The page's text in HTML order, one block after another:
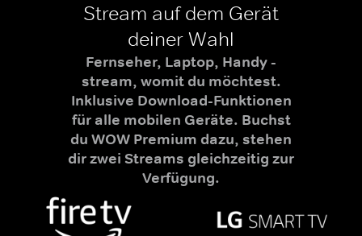
Stream auf dem Gerät
deiner Wahl
Fernseher, Laptop, Handy -
stream, womit du möchtest.
Inklusive Download-Funktionen
für alle mobilen Geräte. Buchst
du WOW Premium dazu, stehen
dir zwei Streams gleichzeitig zur
Verfügung.